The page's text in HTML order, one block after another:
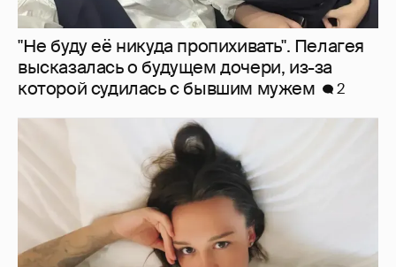
"Не буду её никуда пропихивать". Пелагея
высказалась о будущем дочери, из-за
которой судилась с бывшим мужем
2